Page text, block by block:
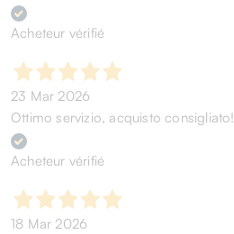
Acheteur vérifié
23 Mar 2026
Ottimo servizio, acquisto consigliato!
Acheteur vérifié
18 Mar 2026